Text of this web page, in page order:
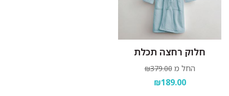
חלוק רחצה תכלת
החל מ ₪379.00
₪189.00